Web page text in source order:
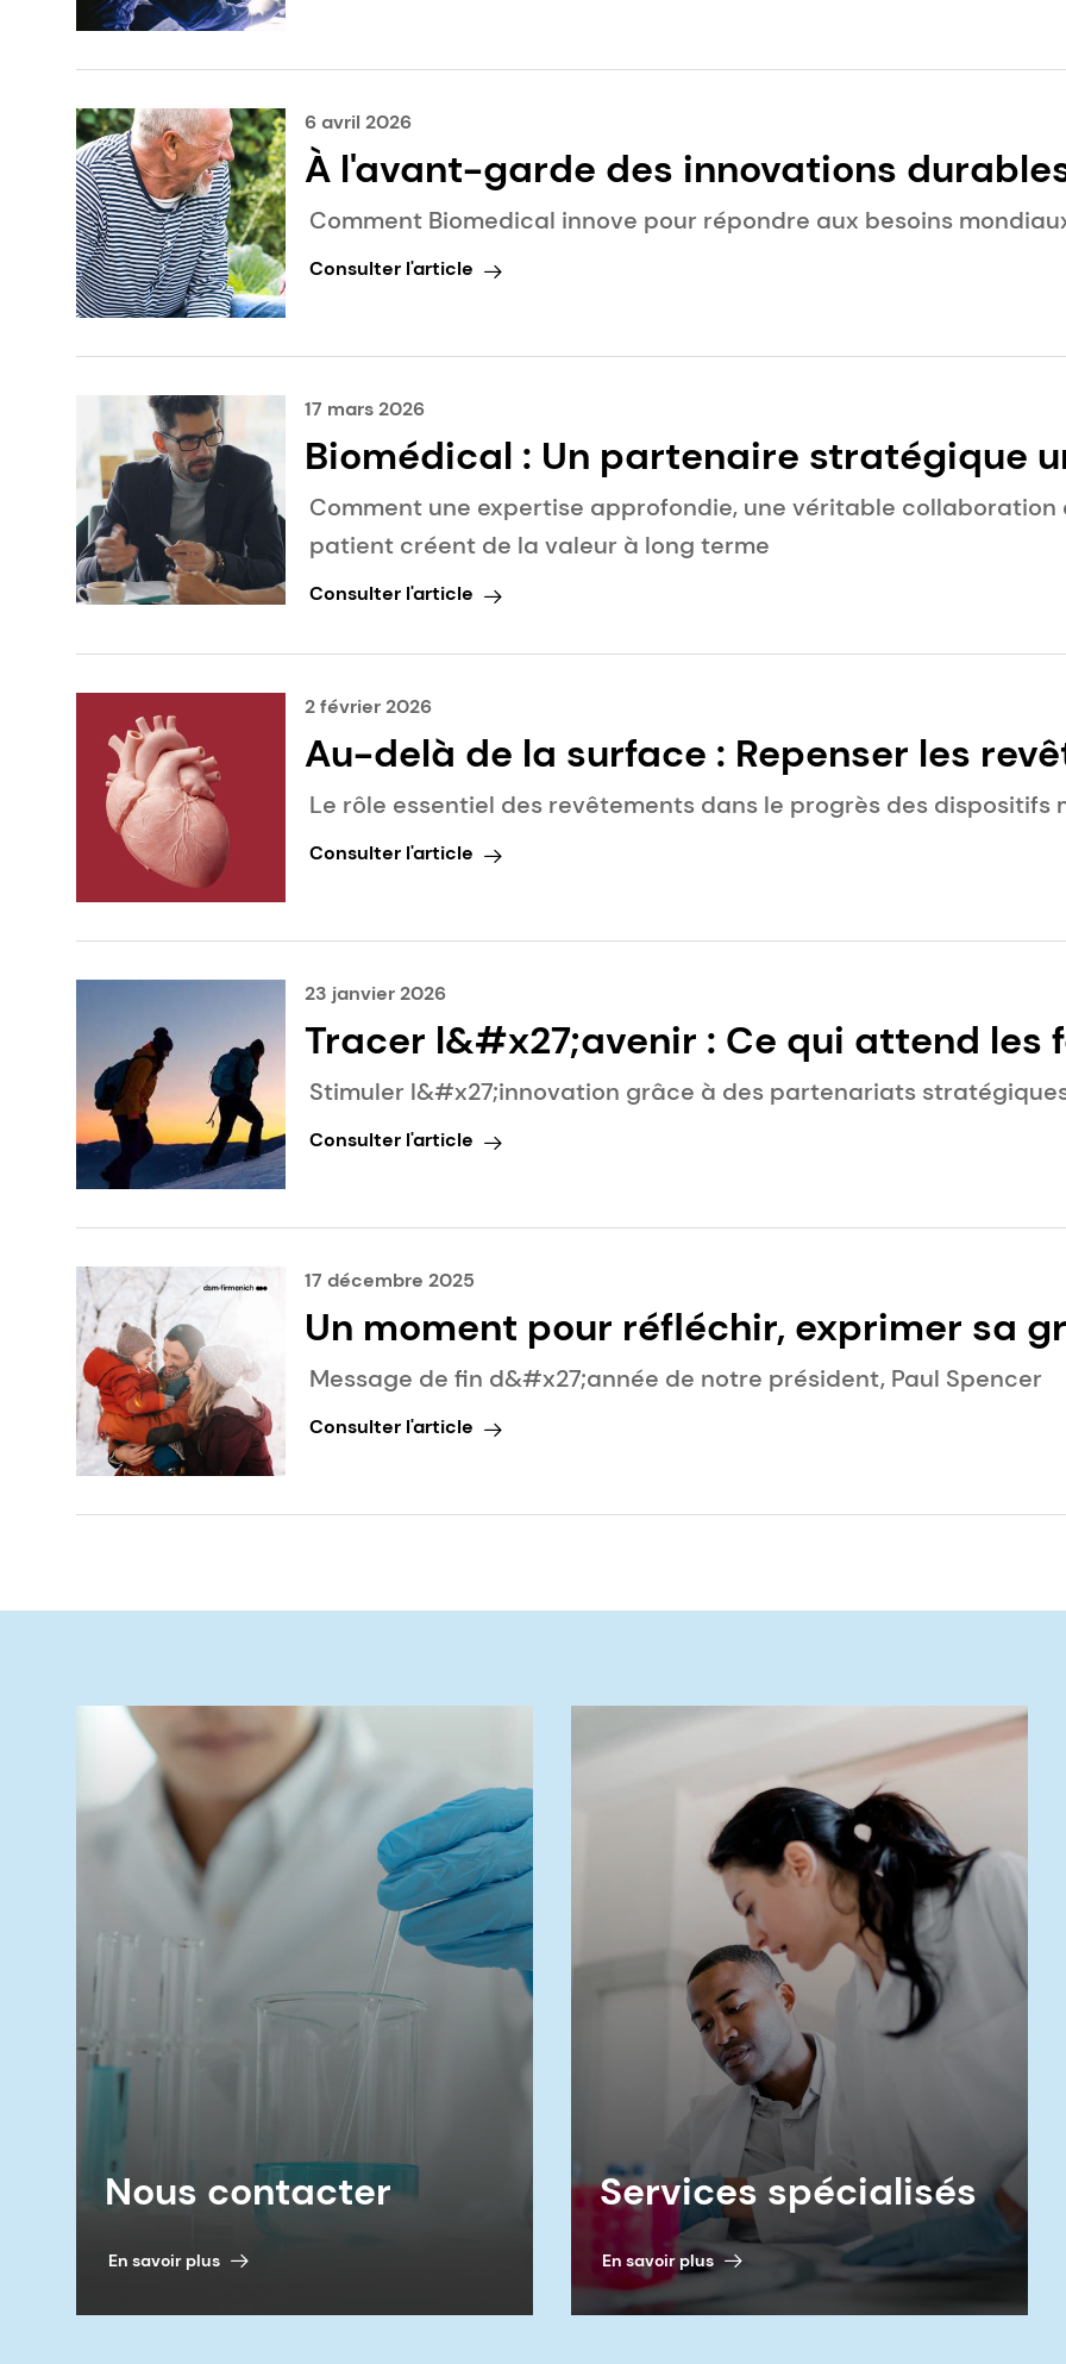
6 avril 2026
À l'avant-garde des innovations
plus sain
Comment Biomedical innove pour répondre aux besoins
Consulter l'article
17 mars 2026
Biomédical : Un partenaire stratégique
l'écosystème des dispositifs médicaux
Comment une expertise approfondie, une véritable
patient créent de la valeur à long terme
Consulter l'article
2 février 2026
Au-delà de la surface : Repenser les
catalyseurs stratégiques de
domaine des dispositifs médicaux
Le rôle essentiel des revêtements dans le progrès des dispositifs
Consulter l'article
23 janvier 2026
Tracer l&#x27;avenir : Ce qui attend les
dispositifs médicaux en 2026
Stimuler l&#x27;innovation grâce à des partenariats
Consulter l'article
17 décembre 2025
Un moment pour réfléchir, exprimer sa
tourner vers l&#x27;avenir
Message de fin d&#x27;année de notre président, Paul Spencer
Consulter l'article
Nous contacter
En savoir plus
Services spécialisés
En savoir plus